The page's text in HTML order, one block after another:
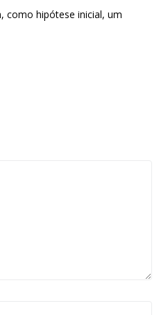
como hipótese inicial, um